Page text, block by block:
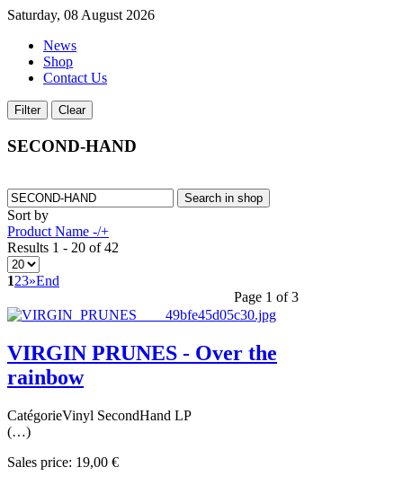
Saturday, 08 August 2026
News
Shop
Contact Us
SECOND-HAND
Sort by
Product Name -/+
Results 1 - 20 of 42
123»End
Page 1 of 3
VIRGIN PRUNES - Over the
rainbow
CatégorieVinyl SecondHand LP
(…)
Sales price: 19,00 €